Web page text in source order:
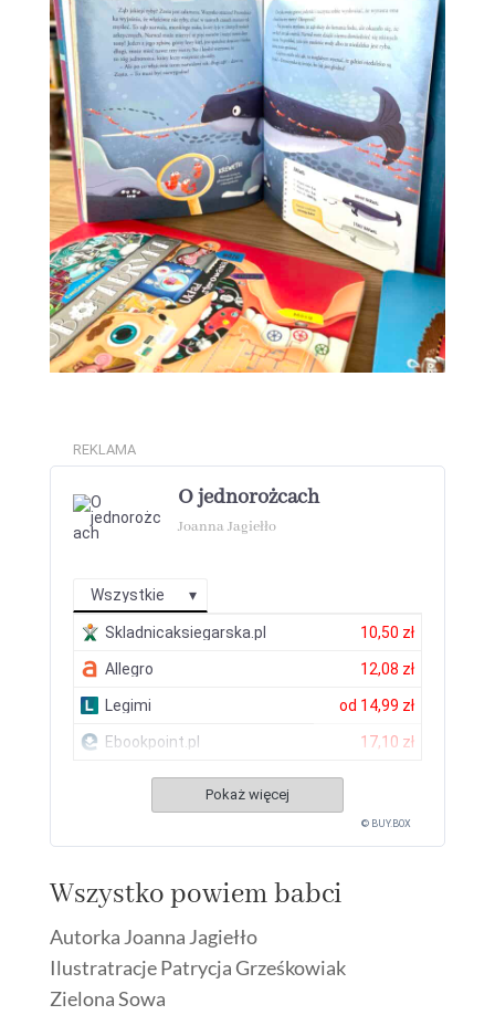
REKLAMA
O jednorożcach
Joanna Jagiełło
Wszystkie
Skladnicaksiegarska.pl 10,50 zł
Allegro 12,08 zł
Legimi od 14,99 zł
Ebookpoint.pl 17,10 zł
Pokaż więcej
© BUY.BOX
Wszystko powiem babci
Autorka Joanna Jagiełło
Ilustratracje Patrycja Grześkowiak
Zielona Sowa